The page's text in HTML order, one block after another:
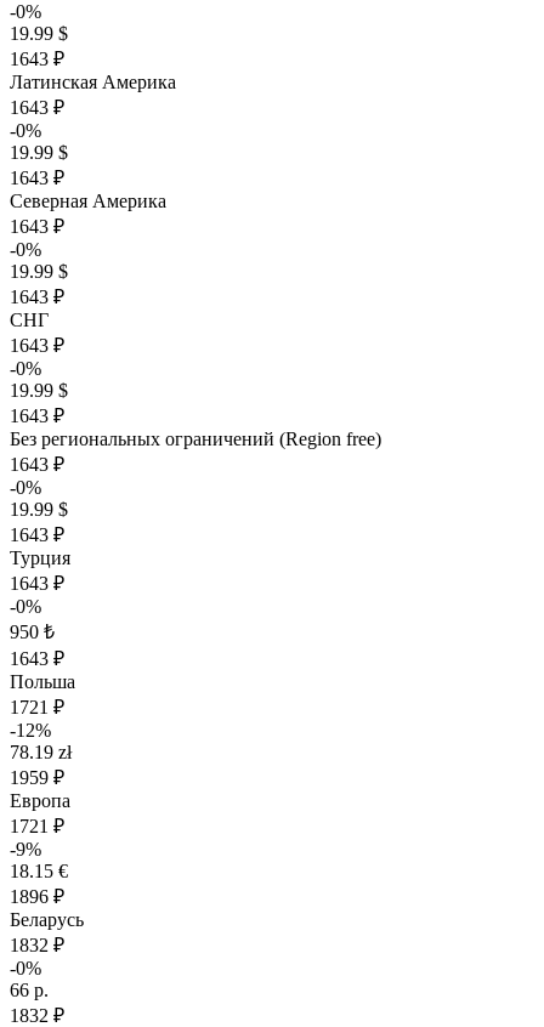
-0%
19.99 $
1643 ₽
Латинская Америка
1643 ₽
-0%
19.99 $
1643 ₽
Северная Америка
1643 ₽
-0%
19.99 $
1643 ₽
СНГ
1643 ₽
-0%
19.99 $
1643 ₽
Без региональных ограничений (Region free)
1643 ₽
-0%
19.99 $
1643 ₽
Турция
1643 ₽
-0%
950 ₺
1643 ₽
Польша
1721 ₽
-12%
78.19 zł
1959 ₽
Европа
1721 ₽
-9%
18.15 €
1896 ₽
Беларусь
1832 ₽
-0%
66 р.
1832 ₽